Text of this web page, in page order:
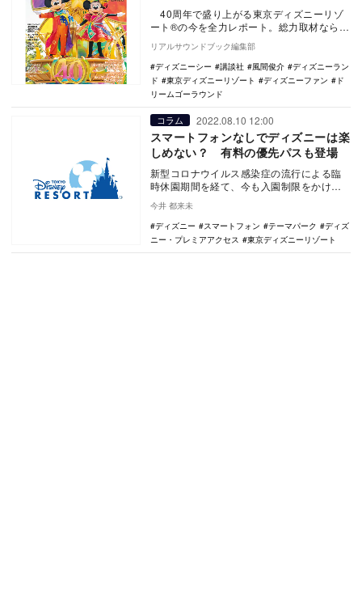
40周年で盛り上がる東京ディズニーリゾ
ート®の今を全力レポート。総力取材ならで
はの迫力と美しい写真満載で届ける「ディ
ズニー…
リアルサウンドブック編集部
ディズニーシー
講談社 風間俊介
ディズニーラン
ド
東京ディズニーリゾート ディズニーファン
ド
リームゴーラウンド
コラム 2022.08.10 12:00
スマートフォンなしでディズニーは楽
しめない？ 有料の優先パスも登場
新型コロナウイルス感染症の流行による臨
時休園期間を経て、今も入園制限をかけパ
ーク運営を行う東京ディズニーリゾート。
再開後しばらく…
今井 都来未
ディズニー
スマートフォン テーマパーク
ディズ
ニー・プレミアアクセス
東京ディズニーリゾート